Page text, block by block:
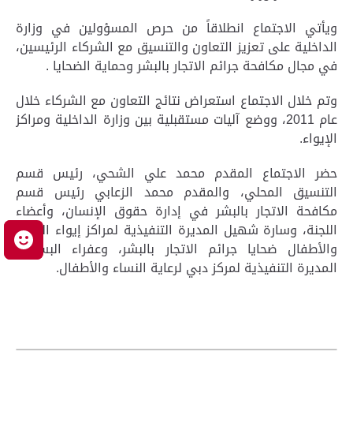
ويأتي الاجتماع انطلاقاً من حرص المسؤولين في وزارة
الداخلية على تعزيز التعاون والتنسيق مع الشركاء الرئيسين،
في مجال مكافحة جرائم الاتجار بالبشر وحماية الضحايا .
وتم خلال الاجتماع استعراض نتائج التعاون مع الشركاء خلال
عام 2011، ووضع آليات مستقبلية بين وزارة الداخلية ومراكز
الإيواء.
حضر الاجتماع المقدم محمد علي الشحي، رئيس قسم
التنسيق المحلي، والمقدم محمد الزعابي رئيس قسم
مكافحة الاتجار بالبشر في إدارة حقوق الإنسان، وأعضاء
اللجنة، وسارة شهيل المديرة التنفيذية لمراكز إيواء النساء
والأطفال ضحايا جرائم الاتجار بالبشر، وعفراء البسطي
المديرة التنفيذية لمركز دبي لرعاية النساء والأطفال.